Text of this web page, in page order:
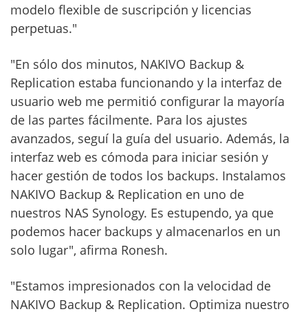
modelo flexible de suscripción y licencias
perpetuas."
"En sólo dos minutos, NAKIVO Backup &
Replication estaba funcionando y la interfaz de
usuario web me permitió configurar la mayoría
de las partes fácilmente. Para los ajustes
avanzados, seguí la guía del usuario. Además, la
interfaz web es cómoda para iniciar sesión y
hacer gestión de todos los backups. Instalamos
NAKIVO Backup & Replication en uno de
nuestros NAS Synology. Es estupendo, ya que
podemos hacer backups y almacenarlos en un
solo lugar", afirma Ronesh.
"Estamos impresionados con la velocidad de
NAKIVO Backup & Replication. Optimiza nuestro